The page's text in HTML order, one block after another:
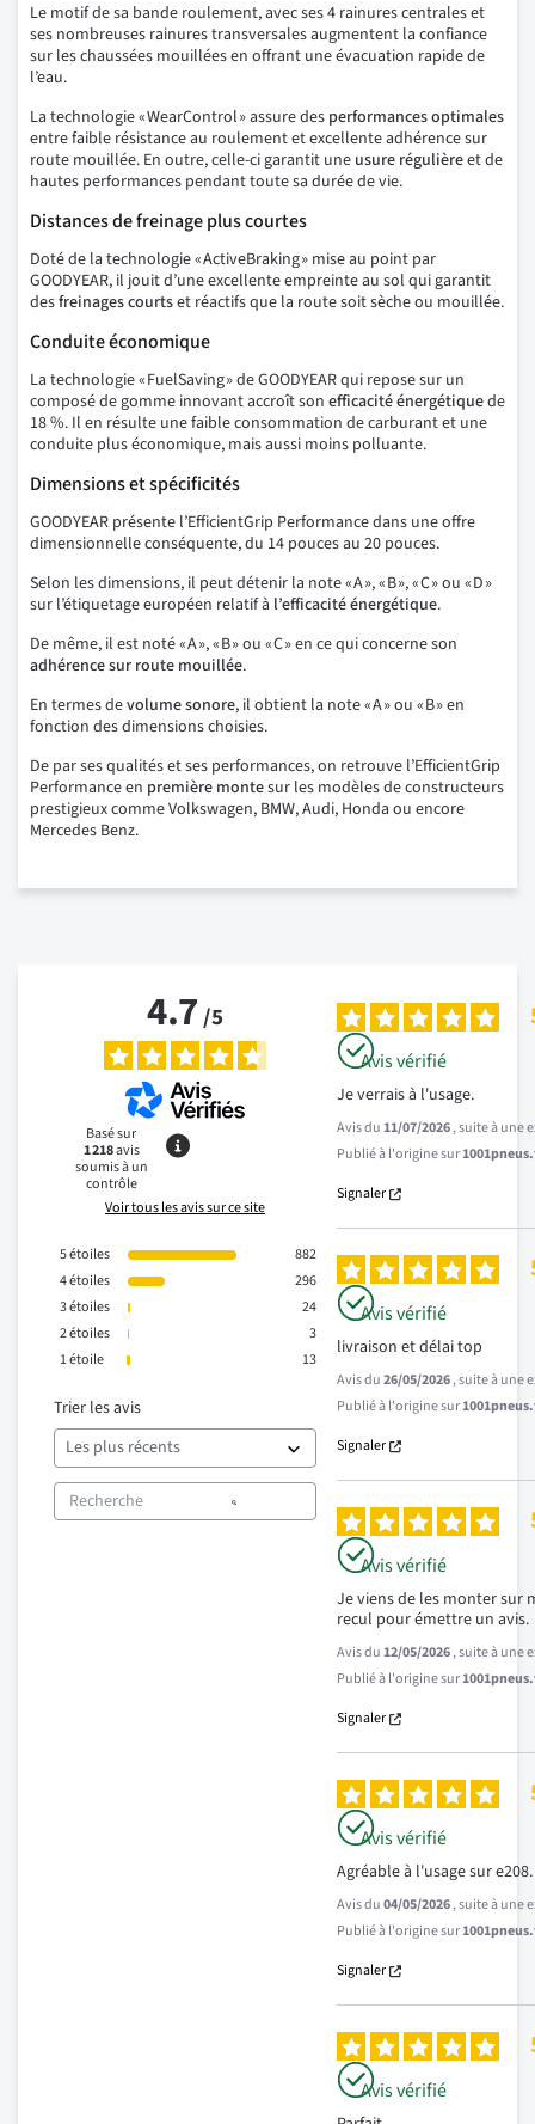
Le motif de sa bande roulement, avec ses 4 rainures centrales et
ses nombreuses rainures transversales augmentent la confiance
sur les chaussées mouillées en offrant une évacuation rapide de
l’eau.
La technologie « WearControl » assure des performances optimales
entre faible résistance au roulement et excellente adhérence sur
route mouillée. En outre, celle-ci garantit une usure régulièreet de
hautes performances pendant toute sa durée de vie.
Distances de freinage plus courtes
Doté de la technologie « ActiveBraking » mise au point par
GOODYEAR, il jouit d’une excellente empreinte au sol qui garantit
desfreinages courtset réactifs que la route soit sèche ou mouillée.
Conduite économique
La technologie « FuelSaving » de GOODYEAR qui repose sur un
composé de gomme innovant accroît son efficacité énergétiquede
18 %. Il en résulte une faible consommation de carburant et une
conduite plus économique, mais aussi moins polluante.
Dimensions et spécificités
GOODYEAR présente l’EfficientGrip Performance dans une offre
dimensionnelle conséquente, du 14 pouces au 20 pouces.
Selon les dimensions, il peut détenir la note « A », « B », « C » ou « D »
sur l’étiquetage européen relatif à l’efficacité énergétique.
De même, il est noté « A », « B » ou « C » en ce qui concerne son
adhérence sur route mouillée.
En termes devolume sonore, il obtient la note « A » ou « B » en
fonction des dimensions choisies.
De par ses qualités et ses performances, on retrouve l’EfficientGrip
Performance en première montesur les modèles de constructeurs
prestigieux comme Volkswagen, BMW, Audi, Honda ou encore
Mercedes Benz.
4.7/5
Basé sur
1 218avis
soumis à un
contrôle
Voir tous les avis sur ce site
5étoiles
882
4étoiles
296
3étoiles
24
2étoiles
3
1étoile 13
Trier les avis
Avis vérifié
Je verrais à l'usage.
Avis du11/07/2026, suite à une
Publié à l'origine sur
Signaler
Avis vérifié
livraison et délai top
Avis du26/05/2026, suite à une
Publié à l'origine sur
Signaler
Avis vérifié
Je viens de les monter sur
recul pour émettre un avis.
Avis du12/05/2026, suite à une
Publié à l'origine sur
Signaler
Avis vérifié
Agréable à l'usage sur
Avis du04/05/2026, suite à une
Publié à l'origine sur
Signaler
Avis vérifié